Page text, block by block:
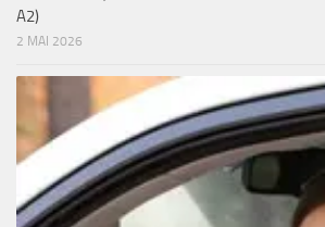
A2)
2 MAI 2026